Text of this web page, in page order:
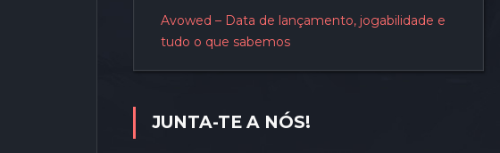
Avowed – Data de lançamento, jogabilidade e
tudo o que sabemos
JUNTA-TE A NÓS!